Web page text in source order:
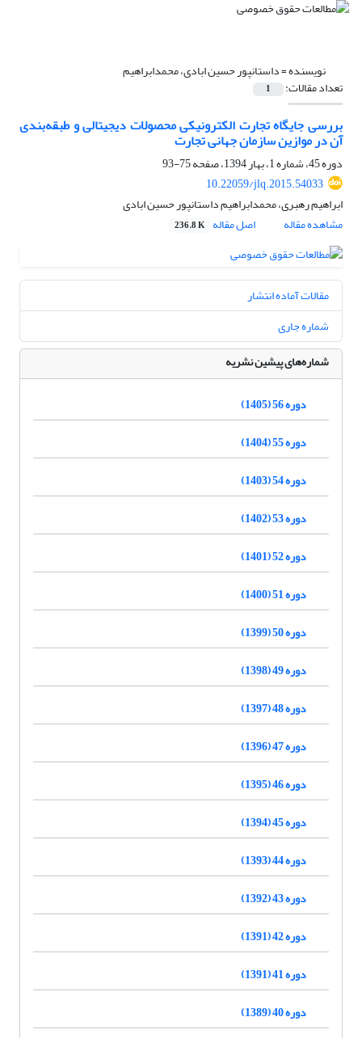
نویسنده =داستانپور حسین ابادی، محمدابراهیم
تعداد مقالات: 1
بررسی جایگاه تجارت الکترونیکی محصولات دیجیتالی و طبقه‌بندی
آن در موازین سازمان جهانی تجارت
دوره 45، شماره 1، بهار 1394، صفحه
75-93
10.22059/jlq.2015.54033
ابراهیم رهبری، محمدابراهیم داستانپور حسین ابادی
مشاهده مقاله
اصل مقاله 236.8 K
مقالات آماده انتشار
شماره جاری
شماره‌های پیشین نشریه
دوره 56 (1405)
دوره 55 (1404)
دوره 54 (1403)
دوره 53 (1402)
دوره 52 (1401)
دوره 51 (1400)
دوره 50 (1399)
دوره 49 (1398)
دوره 48 (1397)
دوره 47 (1396)
دوره 46 (1395)
دوره 45 (1394)
دوره 44 (1393)
دوره 43 (1392)
دوره 42 (1391)
دوره 41 (1391)
دوره 40 (1389)